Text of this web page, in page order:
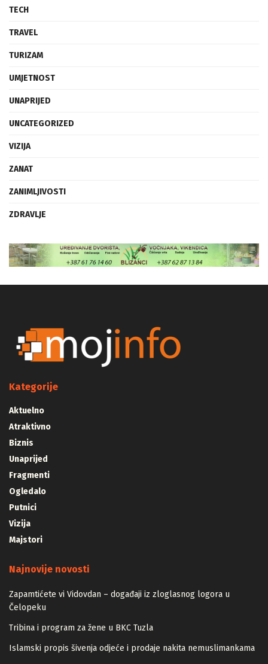
TECH
TRAVEL
TURIZAM
UMJETNOST
UNAPRIJED
UNCATEGORIZED
VIZIJA
ZANAT
ZANIMLJIVOSTI
ZDRAVLJE
Kategorije
Aktuelno
Atraktivno
Biznis
Unaprijed
Fragmenti
Ogledalo
Putnici
Vizija
Majstori
Najnovije novosti
Zapamtićete vi Vidovdan – događaji iz zloglasnog logora u
Čelopeku
Tribina i program za žene u BKC Tuzla
Islamski propis šivenja odjeće i prodaje nakita nemuslimankama